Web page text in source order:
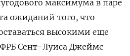
максимума в паре
ожиданий того, что
высокими еще
ФРБ Сент-Луиса Джеймс